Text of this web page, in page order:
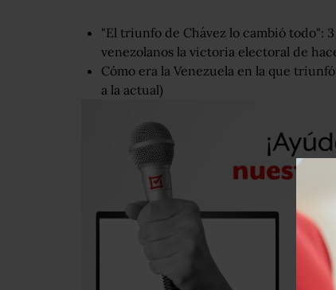
"El triunfo de Chávez lo cambió todo":
venezolanos la victoria electoral de
Cómo era la Venezuela en la que
a la actual)